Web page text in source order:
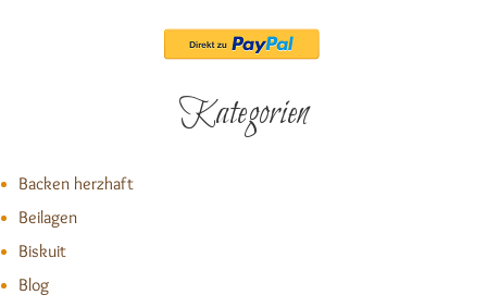
Kategorien
Backen herzhaft
Beilagen
Biskuit
Blog